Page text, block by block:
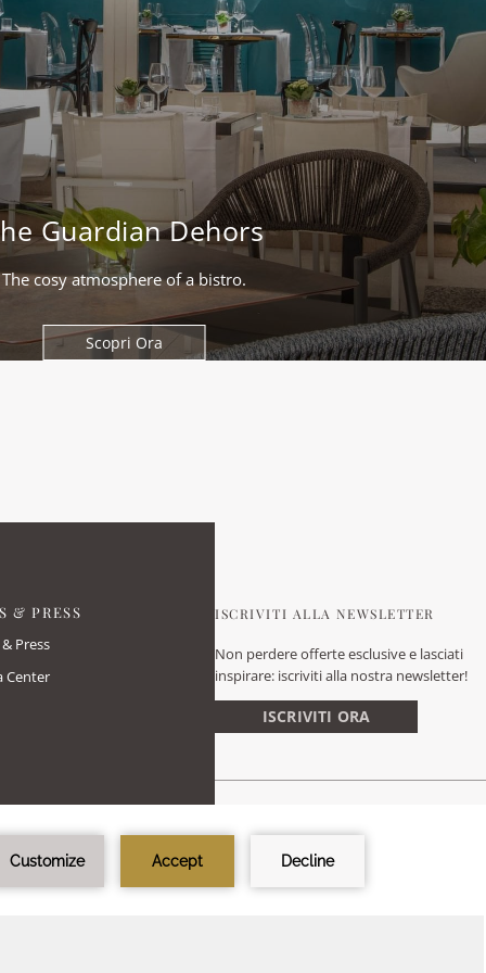
Guardian Dehors
The cosy atmosphere of a bistro.
Scopri Ora
& PRESS
Press
Center
ISCRIVITI ALLA NEWSLETTER
Non perdere offerte esclusive e lasciati
inspirare: iscriviti alla nostra newsletter!
ISCRIVITI ORA
ESPERIENZA DEGLI OSPITI
88%